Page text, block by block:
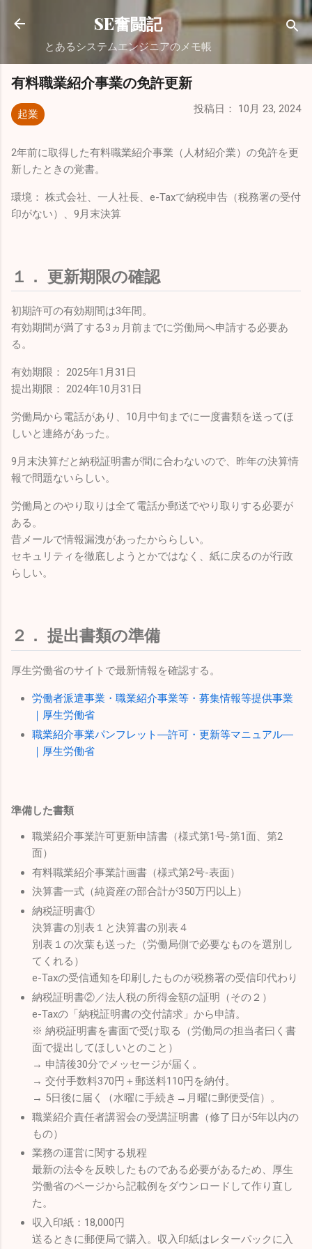
スキップしてメイン コンテンツに移動
SE奮闘記
とあるシステムエンジニアのメモ帳
有料職業紹介事業の免許更新
起業 投稿日： 10月 23, 2024
2年前に取得した有料職業紹介事業（人材紹介業）の免許を更
新したときの覚書。
環境： 株式会社、一人社長、e-Taxで納税申告（税務署の受付
印がない）、9月末決算
１． 更新期限の確認
初期許可の有効期間は3年間。
有効期間が満了する3ヵ月前までに労働局へ申請する必要あ
る。
有効期限： 2025年1月31日
提出期限： 2024年10月31日
労働局から電話があり、10月中旬までに一度書類を送ってほ
しいと連絡があった。
9月末決算だと納税証明書が間に合わないので、昨年の決算情
報で問題ないらしい。
労働局とのやり取りは全て電話か郵送でやり取りする必要が
ある。
昔メールで情報漏洩があったかららしい。
セキュリティを徹底しようとかではなく、紙に戻るのが行政
らしい。
２． 提出書類の準備
厚生労働省のサイトで最新情報を確認する。
労働者派遣事業・職業紹介事業等・募集情報等提供事業
｜厚生労働省
職業紹介事業パンフレット―許可・更新等マニュアル―
｜厚生労働省
準備した書類
職業紹介事業許可更新申請書（様式第1号-第1面、第2
面）
有料職業紹介事業計画書（様式第2号-表面）
決算書一式（純資産の部合計が350万円以上）
納税証明書①
決算書の別表１と決算書の別表４
別表１の次葉も送った（労働局側で必要なものを選別し
てくれる）
e-Taxの受信通知を印刷したものが税務署の受信印代わり
納税証明書②／法人税の所得金額の証明（その２）
e-Taxの「納税証明書の交付請求」から申請。
※ 納税証明書を書面で受け取る（労働局の担当者曰く書
面で提出してほしいとのこと）
→ 申請後30分でメッセージが届く。
→ 交付手数料370円＋郵送料110円を納付。
→ 5日後に届く（水曜に手続き→月曜に郵便受信）。
職業紹介責任者講習会の受講証明書（修了日が5年以内の
もの）
業務の運営に関する規程
最新の法令を反映したものである必要があるため、厚生
労働省のページから記載例をダウンロードして作り直し
た。
収入印紙：18,000円
送るときに郵便局で購入。収入印紙はレターパックに入